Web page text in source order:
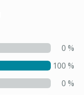
0 %
100 %
0 %